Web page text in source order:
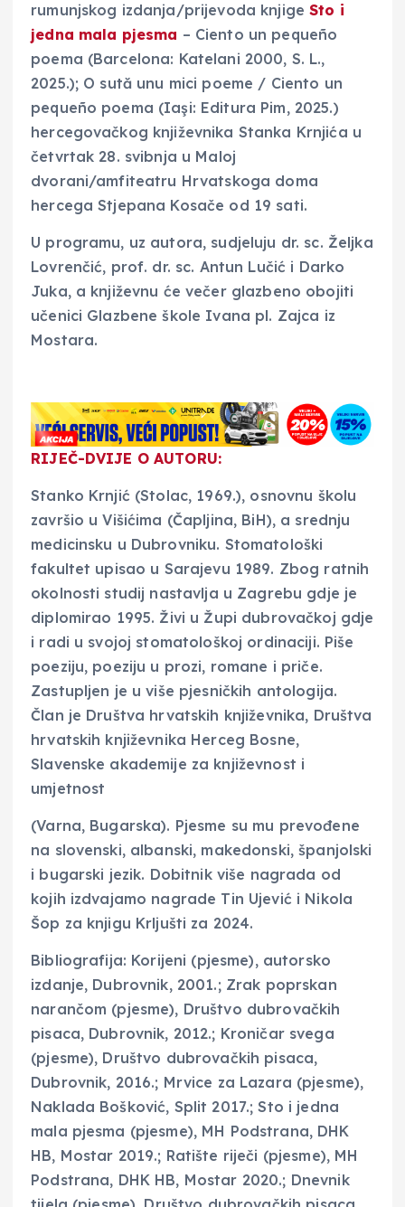
rumunjskog izdanja/prijevoda knjigeSto i
jedna mala pjesma – Ciento un pequeño
poema (Barcelona: Katelani 2000, S. L.,
2025.); O sută unu mici poeme / Ciento un
pequeño poema (Iaşi: Editura Pim, 2025.)
hercegovačkog književnika Stanka Krnjića u
četvrtak 28. svibnja u Maloj
dvorani/amfiteatru Hrvatskoga doma
hercega Stjepana Kosače od 19 sati.
U programu, uz autora, sudjeluju dr. sc. Željka
Lovrenčić, prof. dr. sc. Antun Lučić i Darko
Juka, a književnu će večer glazbeno obojiti
učenici Glazbene škole Ivana pl. Zajca iz
Mostara.
RIJEČ-DVIJE O AUTORU:
Stanko Krnjić (Stolac, 1969.), osnovnu školu
završio u Višićima (Čapljina, BiH), a srednju
medicinsku u Dubrovniku. Stomatološki
fakultet upisao u Sarajevu 1989. Zbog ratnih
okolnosti studij nastavlja u Zagrebu gdje je
diplomirao 1995. Živi u Župi dubrovačkoj gdje
i radi u svojoj stomatološkoj ordinaciji. Piše
poeziju, poeziju u prozi, romane i priče.
Zastupljen je u više pjesničkih antologija.
Član je Društva hrvatskih književnika, Društva
hrvatskih književnika Herceg Bosne,
Slavenske akademije za književnost i
umjetnost
(Varna, Bugarska). Pjesme su mu prevođene
na slovenski, albanski, makedonski, španjolski
i bugarski jezik. Dobitnik više nagrada od
kojih izdvajamo nagrade Tin Ujević i Nikola
Šop za knjigu Krljušti za 2024.
Bibliografija: Korijeni (pjesme), autorsko
izdanje, Dubrovnik, 2001.; Zrak poprskan
narančom (pjesme), Društvo dubrovačkih
pisaca, Dubrovnik, 2012.; Kroničar svega
(pjesme), Društvo dubrovačkih pisaca,
Dubrovnik, 2016.; Mrvice za Lazara (pjesme),
Naklada Bošković, Split 2017.; Sto i jedna
mala pjesma (pjesme), MH Podstrana, DHK
HB, Mostar 2019.; Ratište riječi (pjesme), MH
Podstrana, DHK HB, Mostar 2020.; Dnevnik